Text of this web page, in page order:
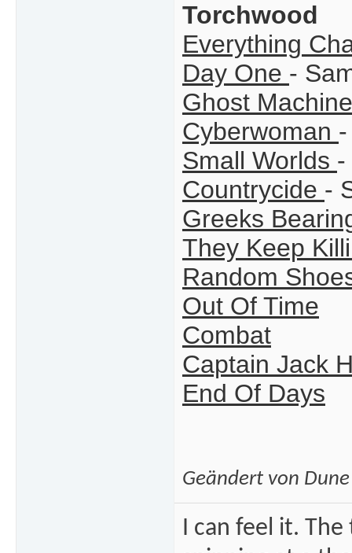
Torchwood
Everything
Day One -
Ghost
Cyberwoman
Small Worlds -
Countrycide -
Greeks
They Keep
Random
Out Of Time
Combat
Captain Jack
End Of Days
Geändert von
I can feel it.